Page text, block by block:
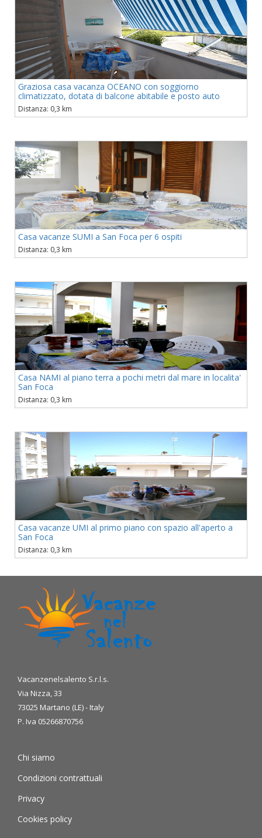
Graziosa casa vacanza OCEANO con soggiorno
climatizzato, dotata di balcone abitabile e posto auto
Distanza: 0,3 km
Casa vacanze SUMI a San Foca per 6 ospiti
Distanza: 0,3 km
Casa NAMI al piano terra a pochi metri dal mare in localita'
San Foca
Distanza: 0,3 km
Casa vacanze UMI al primo piano con spazio all'aperto a
San Foca
Distanza: 0,3 km
Vacanzenelsalento S.r.l.s.
Via Nizza, 33
73025 Martano (LE) - Italy
P. Iva 05266870756
Chi siamo
Condizioni contrattuali
Privacy
Cookies policy